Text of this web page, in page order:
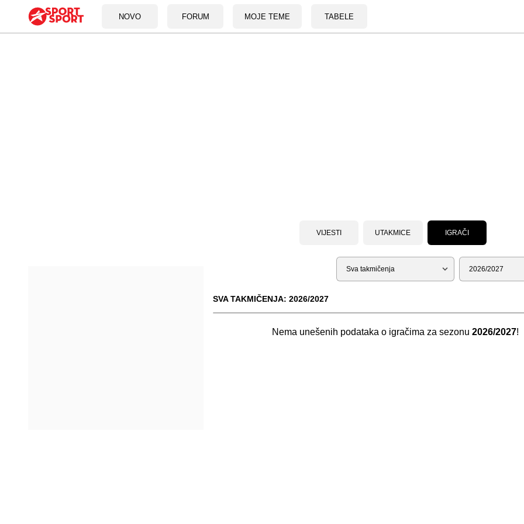
NOVO FORUM MOJE TEME TABELE
VIJESTI UTAKMICE IGRAČI
Tip Sezona
SVA TAKMIČENJA: 2026/2027
Nema unešenih podataka o igračima za sezonu 2026/2027!